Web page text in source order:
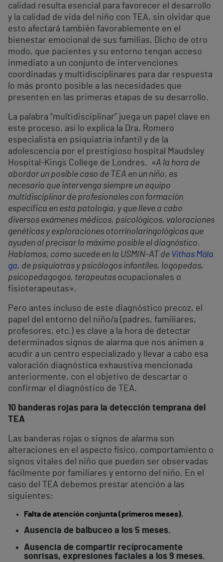
calidad resulta esencial para favorecer el desarrollo
y la calidad de vida del niño con TEA, sin olvidar que
esto afectará también favorablemente en el
bienestar emocional de sus familias. Dicho de otro
modo, que pacientes y su entorno tengan acceso
inmediato a un conjunto de intervenciones
coordinadas y multidisciplinares para dar respuesta
lo más pronto posible a las necesidades que
presenten en las primeras etapas de su desarrollo.
La palabra “multidisciplinar” juega un papel clave en
este proceso, así lo explica la Dra. Romero
especialista en psiquiatría infantil y de la
adolescencia por el prestigioso hospital Maudsley
Hospital-King´s College de Londres.
«A la hora de
abordar un posible caso de TEA en un niño, es
necesario que intervenga siempre un equipo
multidisciplinar de profesionales con formación
específica en esta patología, y que lleve a cabo
diversos exámenes médicos, psicológicos, valoraciones
genéticas y exploraciones otorrinolaringológicas que
ayuden al precisar lo máximo posible el diagnóstico.
Hablamos, como sucede en la USMIN-AT de Vithas Mála
ga, de psiquiatras y psicólogos infantiles, logopedas,
psicopedagogos, terapeutas ocupacionales o
fisioterapeutas».
Pero antes incluso de este diagnóstico precoz, el
papel del entorno del niño/a (padres, familiares,
profesores, etc.) es clave a la hora de detectar
determinados signos de alarma que nos animen a
acudir a un centro especializado y llevar a cabo esa
valoración diagnóstica exhaustiva mencionada
anteriormente, con el objetivo de descartar o
confirmar el diagnóstico de TEA.
10 banderas rojas para la detección temprana del
TEA
Las banderas rojas o signos de alarma son
alteraciones en el aspecto físico, comportamiento o
signos vitales del niño que pueden ser observadas
fácilmente por familiares y entorno del niño. En el
caso del TEA debemos prestar atención a las
siguientes:
Falta de atención conjunta (primeros meses).
Ausencia de balbuceo a los 5 meses.
Ausencia de compartir recíprocamente
sonrisas, expresiones faciales a los 9 meses.